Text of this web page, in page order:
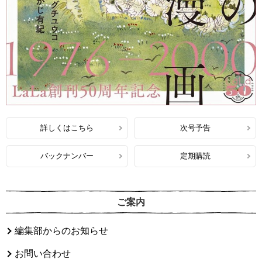
詳しくはこちら 次号予告
バックナンバー 定期購読
ご案内
編集部からのお知らせ
お問い合わせ